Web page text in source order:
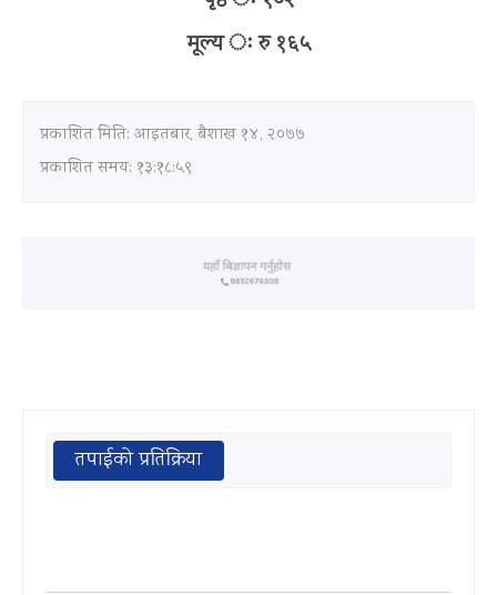
मूल्य ः रु १६५
प्रकाशित मिति: आइतबार, बैशाख १४, २०७७
प्रकाशित समय: १३:१८:५९
तपाईको प्रतिक्रिया